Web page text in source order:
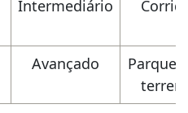
Intermediário
Avançado
Parques